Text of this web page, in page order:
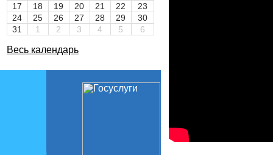
17
18 19 20 21 22
23
24
25 26 27 28 29
30
31
1 2 3 4 5 6
Весь календарь